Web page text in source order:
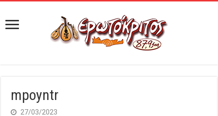
mpoyntr
27/03/2023